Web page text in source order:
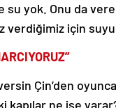
su yok. Onu da
verdiğimiz için
Çin’den
ne işe